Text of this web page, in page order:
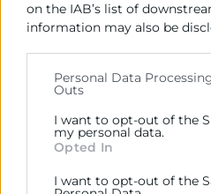
on the IAB’s list of
information may also be
Please note that this
Google services and may
including but not limited to
behaviour. You may click to
below specified purposes in
Personal Data
Outs
I want to opt-out of the
my personal data.
Opted In
I want to opt-out of the
reactivar la actividad de
municipios gravemente
pasado 29 de octubre. La
Valencia y Caixa Popular
de los comercios y la venta
Categorías asociadas: